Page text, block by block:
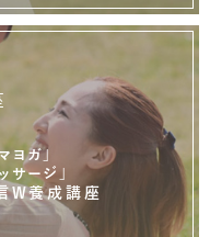
ヨガ」
サージ」
W養成講座